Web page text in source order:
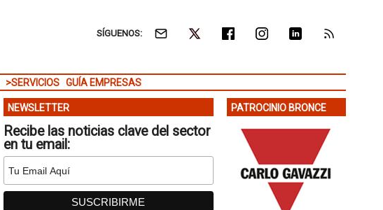
SÍGUENOS:
>SERVICIOS GUÍA EMPRESAS
NEWSLETTER
Recibe las noticias clave del sector
en tu email:
PATROCINIO BRONCE